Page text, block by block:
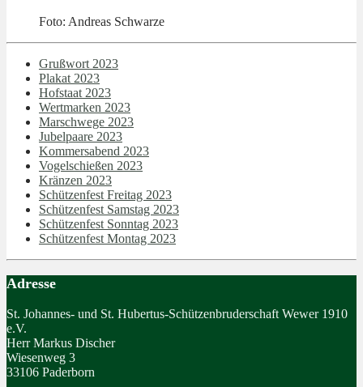
Foto: Andreas Schwarze
Grußwort 2023
Plakat 2023
Hofstaat 2023
Wertmarken 2023
Marschwege 2023
Jubelpaare 2023
Kommersabend 2023
Vogelschießen 2023
Kränzen 2023
Schützenfest Freitag 2023
Schützenfest Samstag 2023
Schützenfest Sonntag 2023
Schützenfest Montag 2023
Adresse
St. Johannes- und St. Hubertus-Schützenbruderschaft Wewer 1910
e.V.
Herr Markus Discher
Wiesenweg 3
33106 Paderborn